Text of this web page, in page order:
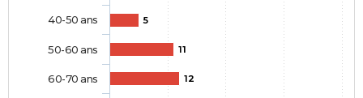
5
11
12
40-50 ans
50-60 ans
60-70 ans